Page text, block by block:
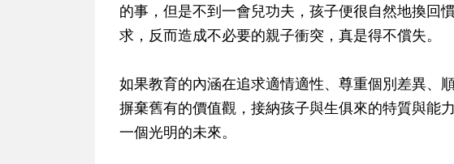
的事，但是不到一會兒功夫，孩子便很自然地換回
求，反而造成不必要的親子衝突，真是得不償失。
如果教育的內涵在追求適情適性、尊重個別差異、
摒棄舊有的價值觀，接納孩子與生俱來的特質與能
一個光明的未來。